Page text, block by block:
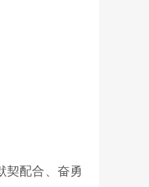
契配合、奋勇